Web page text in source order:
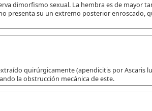
dimorfismo sexual. La hembra es de mayor
presenta su un extremo posterior enroscado,
quirúrgicamente (apendicitis por Ascaris
la obstrucción mecánica de este.